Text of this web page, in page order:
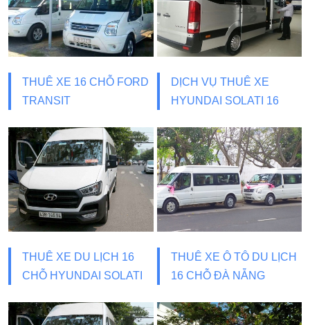
THUÊ XE 16 CHỖ FORD
TRANSIT
DỊCH VỤ THUÊ XE
HYUNDAI SOLATI 16
THUÊ XE DU LỊCH 16
CHỖ HYUNDAI SOLATI
THUÊ XE Ô TÔ DU LỊCH
16 CHỖ ĐÀ NẴNG